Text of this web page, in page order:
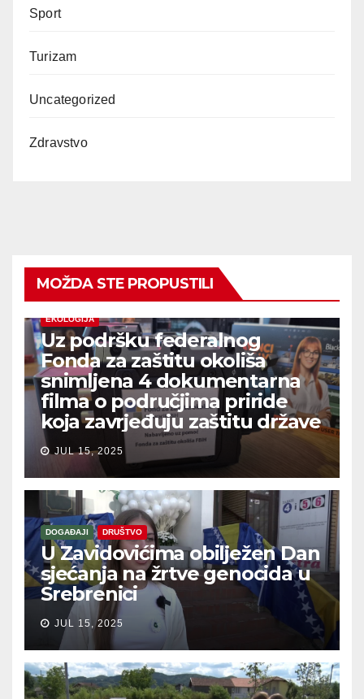
Sport
Turizam
Uncategorized
Zdravstvo
MOŽDA STE PROPUSTILI
EKOLOGIJA
Uz podršku federalnog
Fonda za zaštitu okoliša
snimljena 4 dokumentarna
filma o područjima priride
koja zavrjeđuju zaštitu države
JUL 15, 2025
DOGAĐAJI DRUŠTVO
U Zavidovićima obilježen Dan
sjećanja na žrtve genocida u
Srebrenici
JUL 15, 2025